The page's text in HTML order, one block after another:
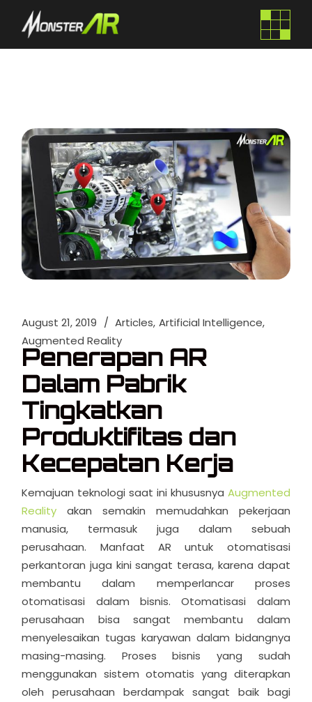
August 21, 2019 Articles Artificial Intelligence
Augmented Reality
Penerapan AR
Dalam Pabrik
Tingkatkan
Produktifitas dan
Kecepatan Kerja
Kemajuan teknologi saat ini khususnya Augmented
Reality akan semakin memudahkan pekerjaan
manusia, termasuk juga dalam sebuah
perusahaan. Manfaat AR untuk otomatisasi
perkantoran juga kini sangat terasa, karena dapat
membantu dalam memperlancar proses
otomatisasi dalam bisnis. Otomatisasi dalam
perusahaan bisa sangat membantu dalam
menyelesaikan tugas karyawan dalam bidangnya
masing-masing. Proses bisnis yang sudah
menggunakan sistem otomatis yang diterapkan
oleh perusahaan berdampak sangat baik bagi